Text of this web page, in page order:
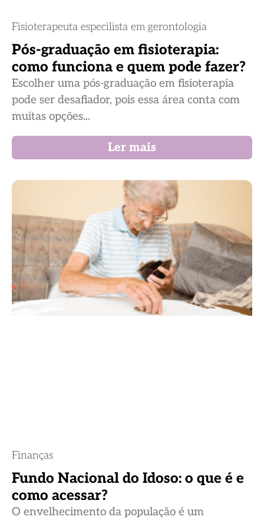
Fisioterapeuta especilista em gerontologia
Pós-graduação em fisioterapia:
como funciona e quem pode fazer?
Escolher uma pós-graduação em fisioterapia
pode ser desafiador, pois essa área conta com
muitas opções...
Ler mais
Finanças
Fundo Nacional do Idoso: o que é e
como acessar?
O envelhecimento da população é um